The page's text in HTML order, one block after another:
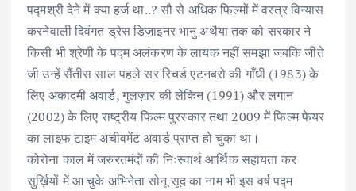
पद्मश्री देने में क्या हर्ज था..? सौ से अधिक फिल्मों में वस्त्र विन्यास
करनेवाली दिवंगत ड्रेस डिज़ाइनर भानु अथैया तक को सरकार ने
किसी भी श्रेणी के पद्म अलंकरण के लायक नहीं समझा जबकि जीते
जी उन्हें सैंतीस साल पहले सर रिचर्ड एटनबरो की गाँधी (1983) के
लिए अकादमी अवार्ड, गुलज़ार की लेकिन (1991) और लगान
(2002) के लिए राष्ट्रीय फिल्म पुरस्कार तथा 2009 में फिल्म फेयर
का लाइफ टाइम अचीवमेंट अवार्ड प्राप्त हो चुका था।
कोरोना काल में जरुरतमंदों की निःस्वार्थ आर्थिक सहायता कर
सुर्ख़ियों में आ चुके अभिनेता सोनू सूद का नाम भी इस वर्ष पद्म